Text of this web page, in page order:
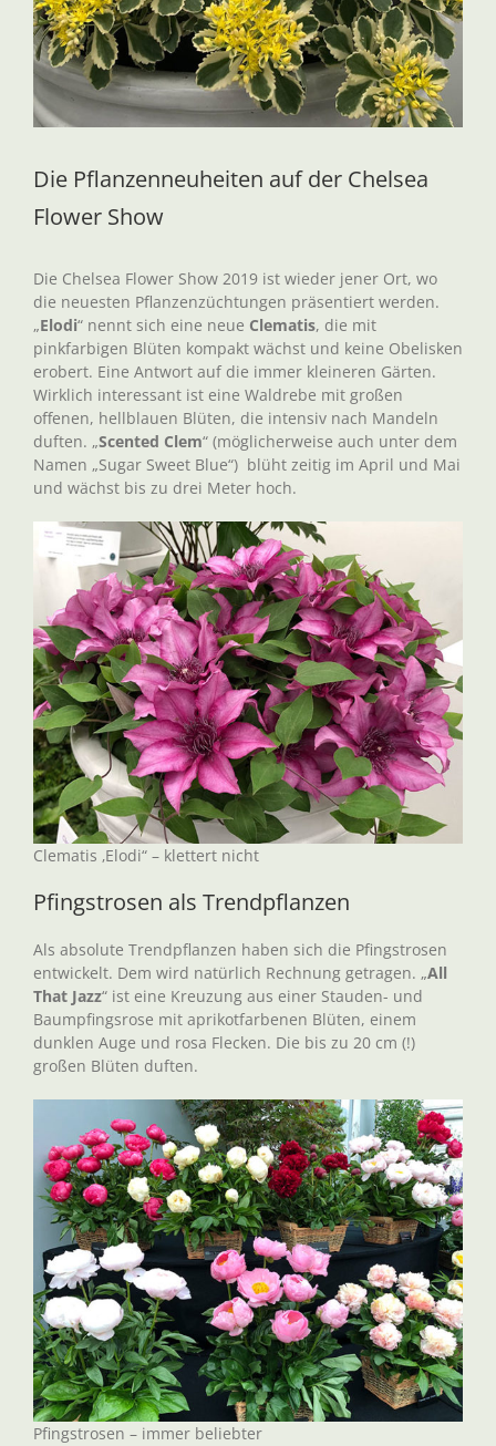
Die Pflanzenneuheiten auf der Chelsea
Flower Show
Die Chelsea Flower Show 2019 ist wieder jener Ort, wo
die neuesten Pflanzenzüchtungen präsentiert werden.
„Elodi“ nennt sich eine neue Clematis, die mit
pinkfarbigen Blüten kompakt wächst und keine Obelisken
erobert. Eine Antwort auf die immer kleineren Gärten.
Wirklich interessant ist eine Waldrebe mit großen
offenen, hellblauen Blüten, die intensiv nach Mandeln
duften. „Scented Clem“ (möglicherweise auch unter dem
Namen „Sugar Sweet Blue“) blüht zeitig im April und Mai
und wächst bis zu drei Meter hoch.
Clematis ‚Elodi“ – klettert nicht
Pfingstrosen als Trendpflanzen
Als absolute Trendpflanzen haben sich die Pfingstrosen
entwickelt. Dem wird natürlich Rechnung getragen. „All
That Jazz“ ist eine Kreuzung aus einer Stauden- und
Baumpfingsrose mit aprikotfarbenen Blüten, einem
dunklen Auge und rosa Flecken. Die bis zu 20 cm (!)
großen Blüten duften.
Pfingstrosen – immer beliebter